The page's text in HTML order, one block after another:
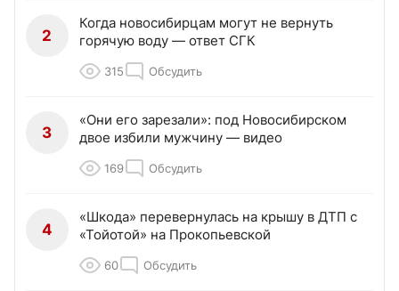
2
Когда новосибирцам могут не вернуть
горячую воду — ответ СГК
315 Обсудить
3
«Они его зарезали»: под Новосибирском
двое избили мужчину — видео
169 Обсудить
4
«Шкода» перевернулась на крышу в ДТП с
«Тойотой» на Прокопьевской
60 Обсудить